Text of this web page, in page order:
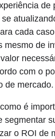
de
cada
mesmo de
com o
de mercado.
é
segmentar
o ROI de